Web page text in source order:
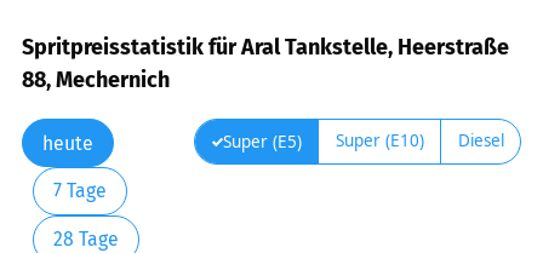
Spritpreisstatistik für Aral Tankstelle, Heerstraße
88, Mechernich
heute
7 Tage
28 Tage
Super (E5) Super (E10) Diesel